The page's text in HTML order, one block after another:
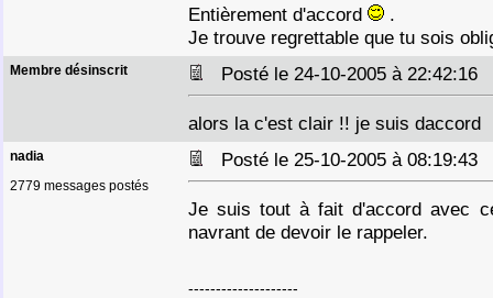
Entièrement d'accord
.
Je trouve regrettable que tu sois
Membre désinscrit Posté le 24-10-2005 à 22:42:16
alors la c'est clair !! je suis daccord
nadia
2779 messages postés
Posté le 25-10-2005 à 08:19:43
Je suis tout à fait d'accord avec
navrant de devoir le rappeler.
--------------------